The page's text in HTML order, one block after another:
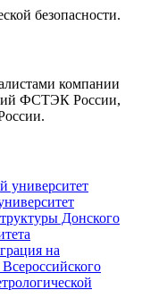
безопасности.
компании
ФСТЭК России,
Донского
на